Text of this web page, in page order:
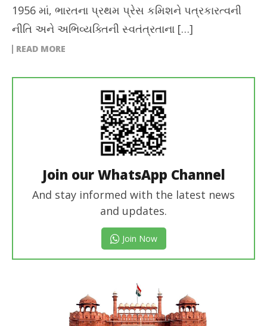
1956 માં, ભારતના પ્રથમ પ્રેસ કમિશને પત્રકારત્વની
નીતિ અને અભિવ્યક્તિની સ્વતંત્રતાના […]
READ MORE
Join our WhatsApp Channel
And stay informed with the latest news
and updates.
Join Now